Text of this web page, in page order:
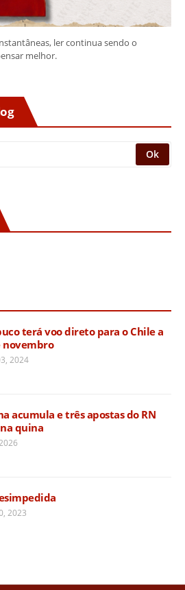
ler continua sendo o
melhor.
terá voo direto para o Chile a
2024
acumula e três apostas do RN
quina
2023